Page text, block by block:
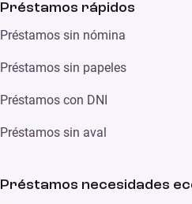
Préstamos rápidos
Préstamos sin nómina
Préstamos sin papeles
Préstamos con DNI
Préstamos sin aval
Préstamos necesidades